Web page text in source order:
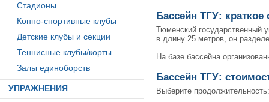
Стадионы
Конно-спортивные клубы
Детские клубы и секции
Теннисные клубы/корты
Залы единоборств
УПРАЖНЕНИЯ
Бассейн ТГУ: краткое
Тюменский государственный
в длину 25 метров, он
На базе бассейна
Бассейн ТГУ:
Выберите